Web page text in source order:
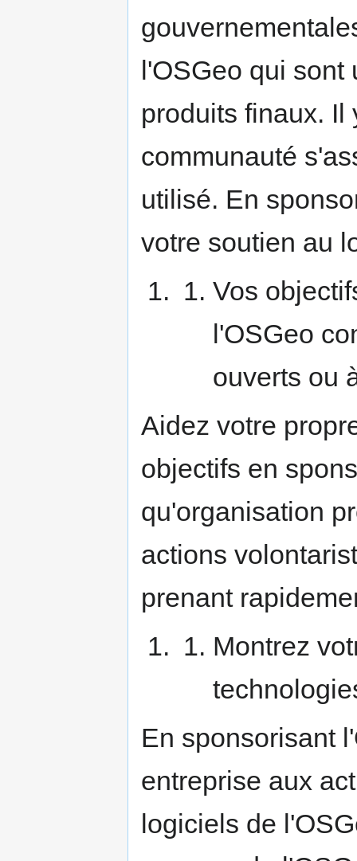
l'OSGeo qui sont
produits finaux. Il
communauté
utilisé. En
votre soutien au
Vos
l'OSGeo
ouverts ou
Aidez votre
objectifs en
qu'organisation
actions
prenant
Montrez
En sponsorisant
entreprise aux
logiciels de